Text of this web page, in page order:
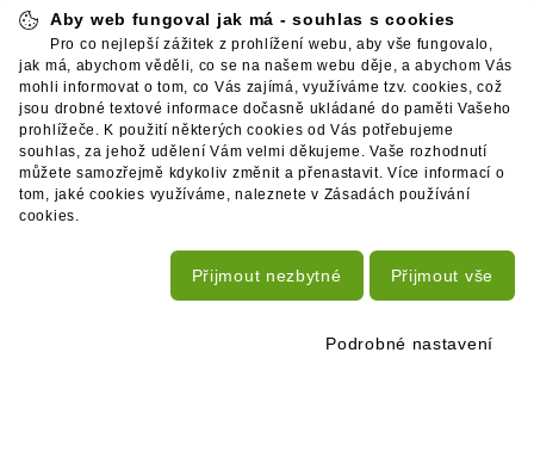
Aby web fungoval jak má - souhlas s cookies
Pro co nejlepší zážitek z prohlížení webu, aby vše fungovalo,
jak má, abychom věděli, co se na našem webu děje, a abychom Vás
mohli informovat o tom, co Vás zajímá, využíváme tzv. cookies, což
jsou drobné textové informace dočasně ukládané do paměti Vašeho
prohlížeče. K použití některých cookies od Vás potřebujeme
souhlas, za jehož udělení Vám velmi děkujeme. Vaše rozhodnutí
můžete samozřejmě kdykoliv změnit a přenastavit. Více informací o
tom, jaké cookies využíváme, naleznete v Zásadách používání
cookies.
Přijmout vše
Přijmout nezbytné
Podrobné nastavení